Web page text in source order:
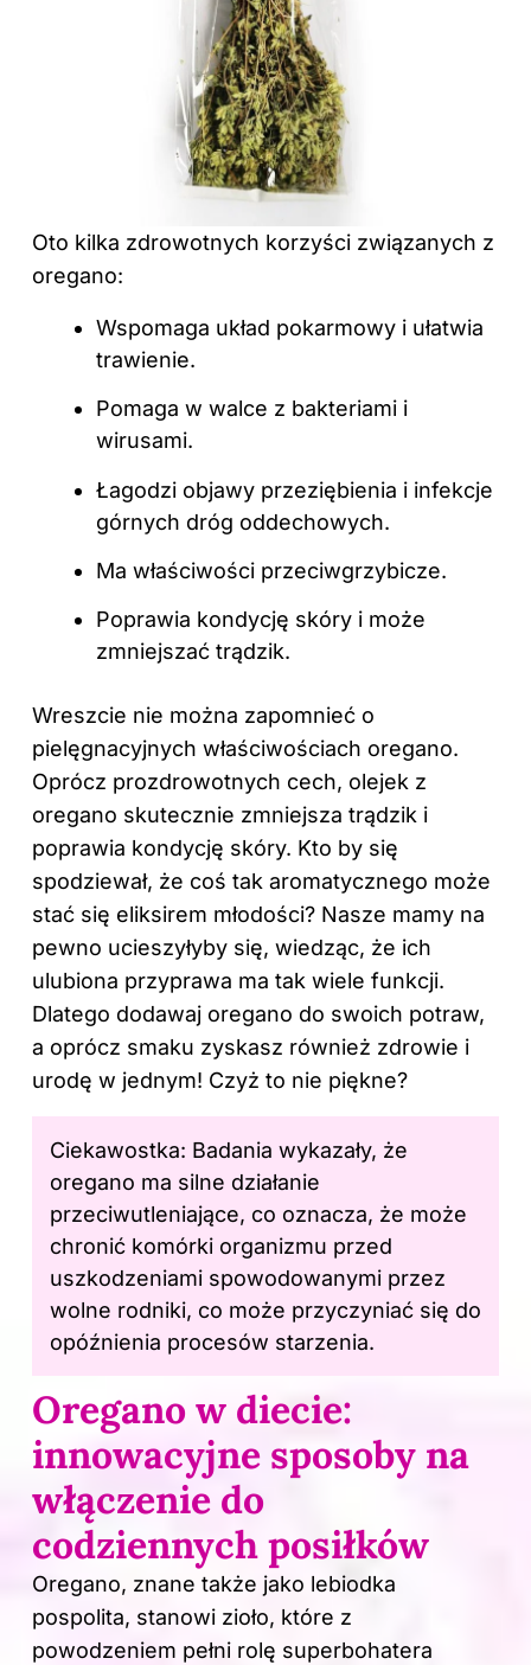
Oto kilka zdrowotnych korzyści związanych z
oregano:
Wspomaga układ pokarmowy i ułatwia
trawienie.
Pomaga w walce z bakteriami i
wirusami.
Łagodzi objawy przeziębienia i infekcje
górnych dróg oddechowych.
Ma właściwości przeciwgrzybicze.
Poprawia kondycję skóry i może
zmniejszać trądzik.
Wreszcie nie można zapomnieć o
pielęgnacyjnych właściwościach oregano.
Oprócz prozdrowotnych cech, olejek z
oregano skutecznie zmniejsza trądzik i
poprawia kondycję skóry. Kto by się
spodziewał, że coś tak aromatycznego może
stać się eliksirem młodości? Nasze mamy na
pewno ucieszyłyby się, wiedząc, że ich
ulubiona przyprawa ma tak wiele funkcji.
Dlatego dodawaj oregano do swoich potraw,
a oprócz smaku zyskasz również zdrowie i
urodę w jednym! Czyż to nie piękne?
Ciekawostka: Badania wykazały, że
oregano ma silne działanie
przeciwutleniające, co oznacza, że może
chronić komórki organizmu przed
uszkodzeniami spowodowanymi przez
wolne rodniki, co może przyczyniać się do
opóźnienia procesów starzenia.
Oregano w diecie:
innowacyjne sposoby na
włączenie do
codziennych posiłków
Oregano, znane także jako lebiodka
pospolita, stanowi zioło, które z
powodzeniem pełni rolę superbohatera